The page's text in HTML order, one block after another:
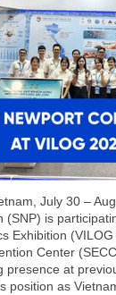
July 30 –
(SNP) is
Exhibition
Center
presence at
position as